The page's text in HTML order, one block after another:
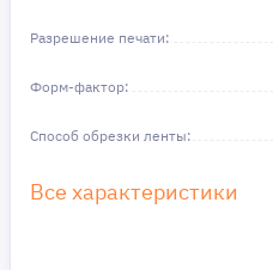
Разрешение печати:
Форм-фактор:
Способ обрезки ленты:
Все характеристики